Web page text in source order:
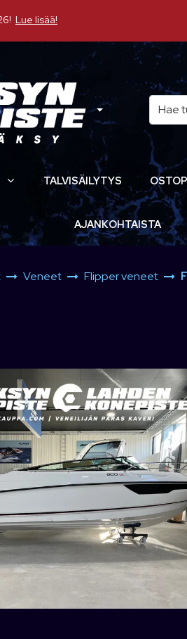
Lue lisää!
TALVISÄILYTYS
AJANKOHTAISTA
Veneet Flipper veneet